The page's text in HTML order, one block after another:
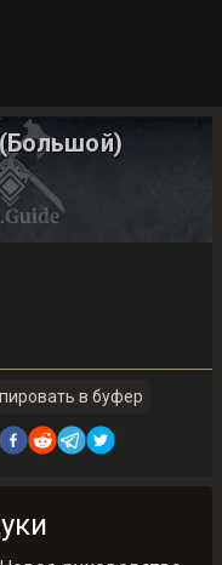
в буфер